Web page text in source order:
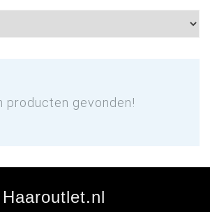
producten gevonden!
Haaroutlet.nl